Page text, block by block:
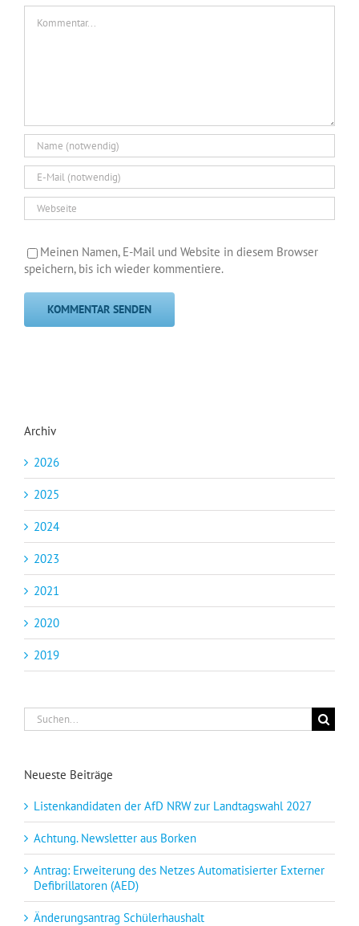
Meinen Namen, E-Mail und Website in diesem Browser
speichern, bis ich wieder kommentiere.
Archiv
2026
2025
2024
2023
2021
2020
2019
Suche
nach:
Neueste Beiträge
Listenkandidaten der AfD NRW zur Landtagswahl 2027
Achtung. Newsletter aus Borken
Antrag: Erweiterung des Netzes Automatisierter Externer
Defibrillatoren (AED)
Änderungsantrag Schülerhaushalt